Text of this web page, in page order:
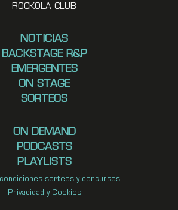
ROCKOLA CLUB
NOTICIAS
BACKSTAGE R&P
EMERGENTES
ON STAGE
SORTEOS
ON DEMAND
PODCASTS
PLAYLISTS
sorteos y concursos
Privacidad y Cookies